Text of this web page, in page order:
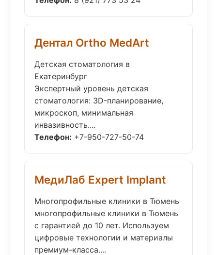
Дентал Ortho MedArt
Детская стоматология в
Екатеринбург
Экспертный уровень детская
стоматология: 3D-планирование,
микроскоп, минимальная
инвазивность....
Телефон: +7-950-727-50-74
МедиЛаб Expert Implant
Многопрофильные клиники в Тюмень
многопрофильные клиники в Тюмень
с гарантией до 10 лет. Используем
цифровые технологии и материалы
премиум-класса....